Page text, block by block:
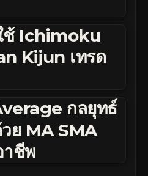
ช้ Ichimoku
Kijun เทรด
กลยุทธ์
ย MA SMA
าชีพ